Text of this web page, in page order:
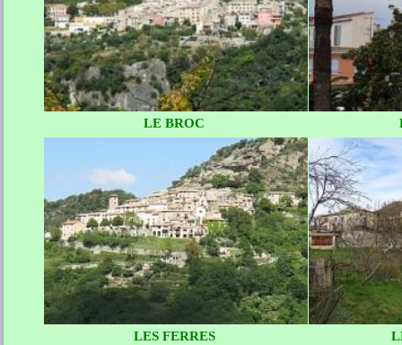
LE BROC
LES FERRES